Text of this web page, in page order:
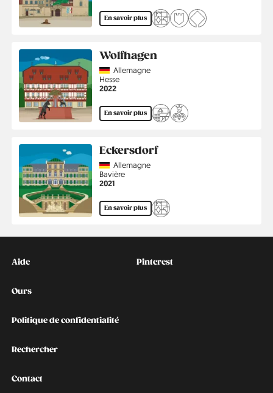
En savoir plus
Wolfhagen
CountryAllemagne
Région
Hesse
Année
2022
En savoir plus
Eckersdorf
CountryAllemagne
Région
Bavière
Année
2021
En savoir plus
Kontakt
Aide
Ours
Politique de confidentialité
Rechercher
Contact
Social
Pinterest